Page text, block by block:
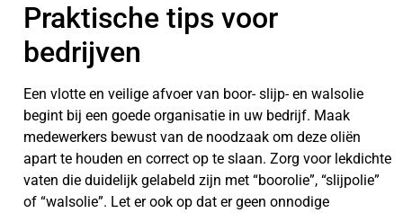
Praktische tips voor
bedrijven
Een vlotte en veilige afvoer van boor- slijp- en walsolie
begint bij een goede organisatie in uw bedrijf. Maak
medewerkers bewust van de noodzaak om deze oliën
apart te houden en correct op te slaan. Zorg voor lekdichte
vaten die duidelijk gelabeld zijn met “boorolie”, “slijpolie”
of “walsolie”. Let er ook op dat er geen onnodige